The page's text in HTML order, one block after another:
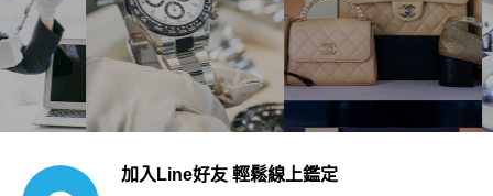
加入Line好友 輕鬆線上鑑定